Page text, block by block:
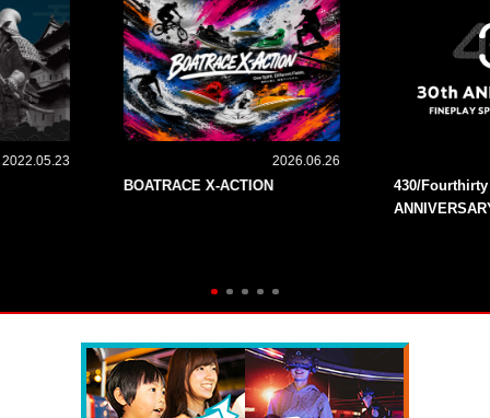
2022.05.23 2026.06.26
BOATRACE X-ACTION
430/